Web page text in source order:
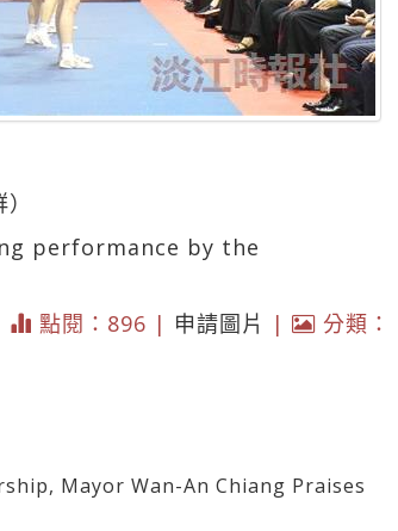
performance by the
點閱：896 | 申請圖片 | 分類：
Mayor Wan-An Chiang Praises